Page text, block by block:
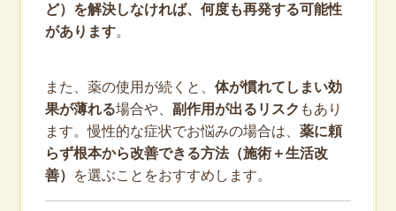
ど）を解決しなければ、何度も再発する可能性
があります。
また、薬の使用が続くと、 体が慣れてしまい効
果が薄れる場合や、 副作用が出るリスク もあり
ます。慢性的な症状でお悩みの場合は、 薬に頼
らず根本から改善できる方法（施術＋生活改
善）
を選ぶことをおすすめします。